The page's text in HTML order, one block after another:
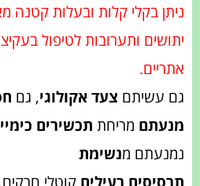
ניתן בקלי קלות ובעלות קטנה
יתושים ותערובות לטיפול
אתריים.
גם עשיתם צעד אקולוגי, גם
מנעתם מריחת תכשירים
נמנעתם מנשימת
תרסיסים רעילים קוטלי חרקים.